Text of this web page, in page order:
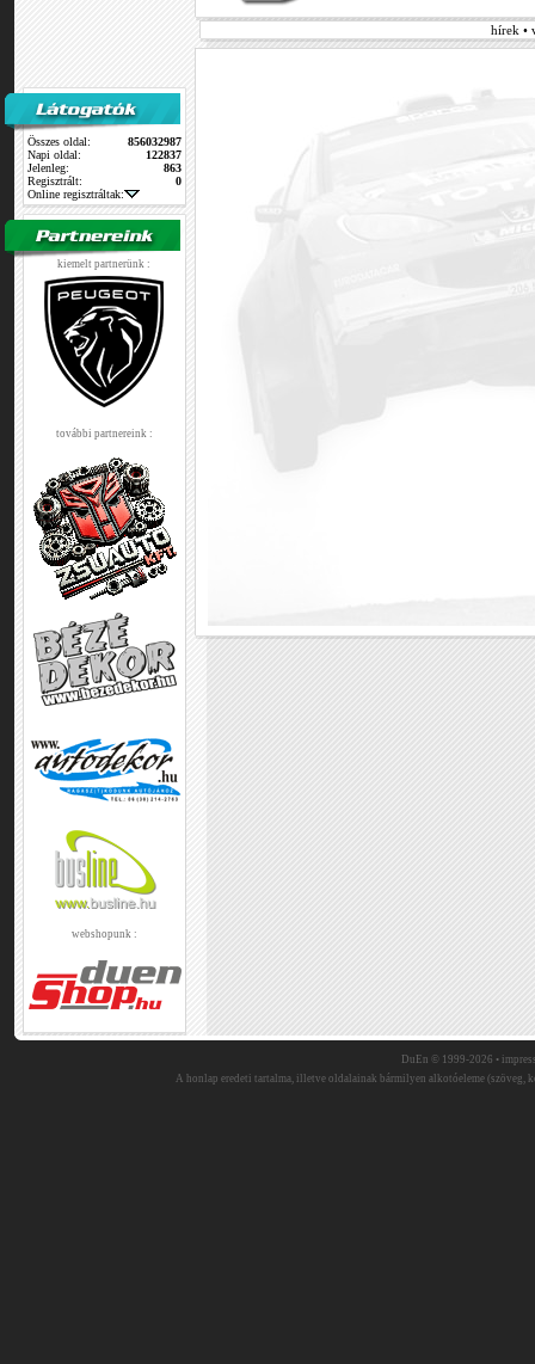
Összes oldal:
856032987
Napi oldal:
122837
Jelenleg:
863
Regisztrált:
0
Online regisztráltak:
kiemelt partnerünk :
további partnereink :
webshopunk :
hírek •
DuEn © 1999-2026 •
A honlap eredeti tartalma, illetve oldalainak bármilyen alkotóeleme (szöveg,